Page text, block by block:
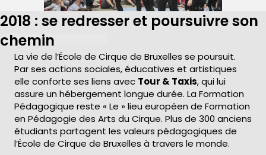
2018 : se redresser et poursuivre son
chemin
La vie de l’École de Cirque de Bruxelles se poursuit.
Par ses actions sociales, éducatives et artistiques
elle conforte ses liens avec Tour & Taxis, qui lui
assure un hébergement longue durée. La Formation
Pédagogique reste « Le » lieu européen de Formation
en Pédagogie des Arts du Cirque. Plus de 300 anciens
étudiants partagent les valeurs pédagogiques de
l’École de Cirque de Bruxelles à travers le monde.